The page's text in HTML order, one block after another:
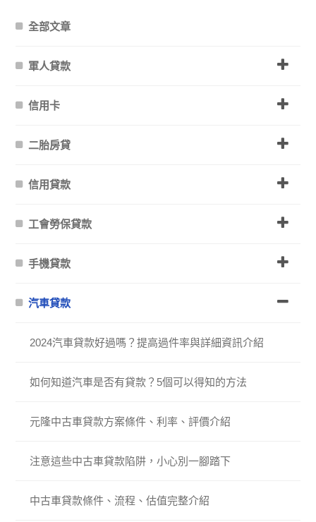
全部文章
軍人貸款
信用卡
二胎房貸
信用貸款
工會勞保貸款
手機貸款
汽車貸款
2024汽車貸款好過嗎？提高過件率與詳細資訊介紹
如何知道汽車是否有貸款？5個可以得知的方法
元隆中古車貸款方案條件、利率、評價介紹
注意這些中古車貸款陷阱，小心別一腳踏下
中古車貸款條件、流程、估值完整介紹